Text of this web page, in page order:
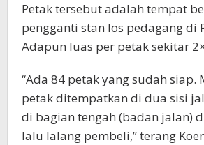
Petak tersebut adalah tempat
pengganti stan los pedagang di
Adapun luas per petak sekitar
“Ada 84 petak yang sudah siap.
petak ditempatkan di dua sisi
di bagian tengah (badan jalan)
lalu lalang pembeli,” terang